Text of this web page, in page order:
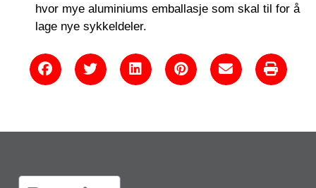
hvor mye aluminiums emballasje som skal til for å
lage nye sykkeldeler.